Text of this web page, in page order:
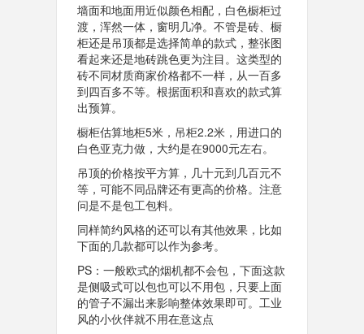
墙面和地面用近似颜色相配，白色橱柜过
渡，浑然一体，窗明几净。不管是砖、橱
柜还是吊顶都是选择简单的款式，整张图
看起来还是地砖跳色更为注目。这类型的
砖不同材质商家价格都不一样，从一百多
到四百多不等。根据面积和喜欢的款式算
出预算。
橱柜估算地柜5米，吊柜2.2米，用进口的
白色亚克力做，大约是在9000元左右。
吊顶的价格按平方算，几十元到几百元不
等，可能不同品牌还有更高的价格。注意
问是不是包工包料。
同样简约风格的还可以有其他效果，比如
下面的几款都可以作为参考。
PS：一般欧式的烟机都不会包，下面这款
是侧吸式可以包也可以不用包，只要上面
的管子不漏出来影响整体效果即可。工业
风的小伙伴就不用在意这点